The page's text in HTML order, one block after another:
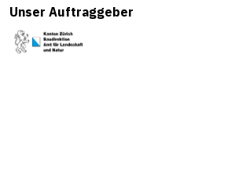
Unser Auftraggeber